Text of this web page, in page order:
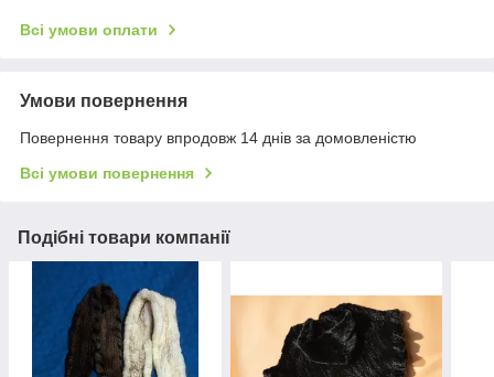
Всі умови оплати
Умови повернення
Повернення товару впродовж 14 днів за домовленістю
Всі умови повернення
Подібні товари компанії